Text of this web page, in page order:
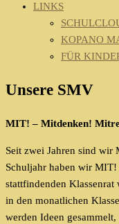
LINKS
KOPANO
FÜR
Unsere SMV
MIT! – Mitdenken!
Seit zwei Jahren sind
Schuljahr haben wir
stattfindenden Klassenrat
in den monatlichen
werden Ideen